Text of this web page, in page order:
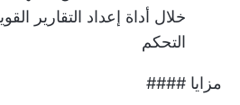
خلال أداة إعداد التقارير
التحكم
مزايا ####